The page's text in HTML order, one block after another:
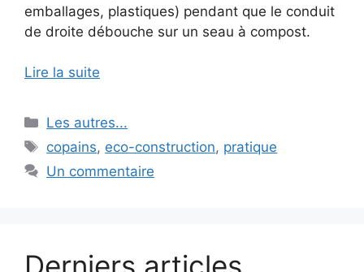
emballages, plastiques) pendant que le conduit
de droite débouche sur un seau à compost.
Lire la suite
Catégories
Les autres...
Étiquettes
copains, eco-construction, pratique
Un commentaire